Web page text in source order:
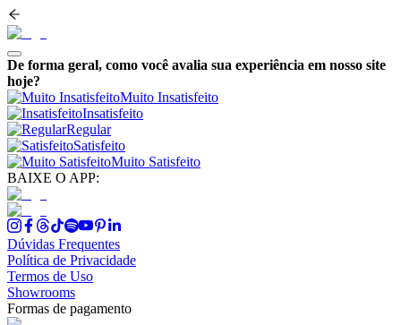
De forma geral, como você avalia sua experiência em nosso site
hoje?
Muito Insatisfeito
Insatisfeito
Regular
Satisfeito
Muito Satisfeito
BAIXE O APP:
Dúvidas Frequentes
Política de Privacidade
Termos de Uso
Showrooms
Formas de pagamento